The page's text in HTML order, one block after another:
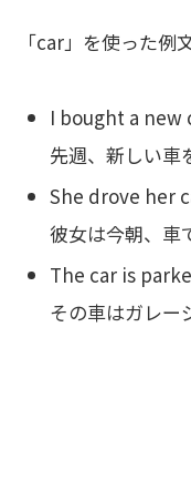
「car」を使った例
I bought a new
先週、新しい車
She drove her
彼女は今朝、車
The car is
その車はガレー